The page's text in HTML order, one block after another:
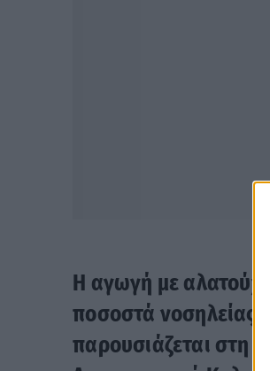
Η αγωγή με αλατούχο
ποσοστά νοσηλείας
παρουσιάζεται στη